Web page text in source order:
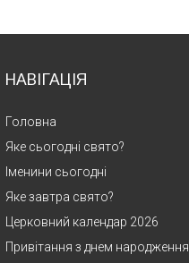
НАВІГАЦІЯ
Головна
Яке сьогодні свято?
Іменини сьогодні
Яке завтра свято?
Церковний календар 2026
Привітання з днем народження